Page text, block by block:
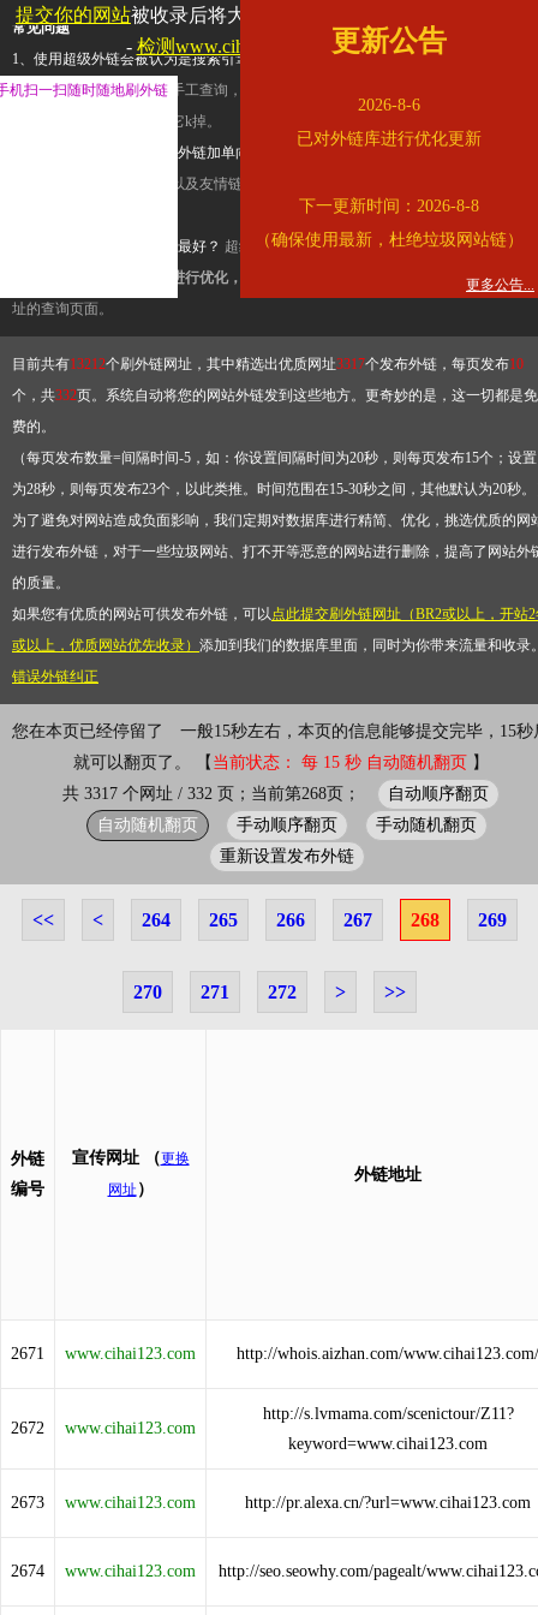
常见问题
1、使用超级外链会被认为是搜索引擎优化作弊吗？ 超级外链只是一个简便而集成
查询工具，模拟的是正常手工查询，不是作弊。如果是作弊，那您可以使用超级外
推广竞争对手的网址，让它k掉。
2、网站优化单纯依靠超级外链加单向链接可行吗？
链，需要结合普通的外链以及友情链接，您可以到站长论坛发布外链，到友情链接
3、如何使用超级外链效果最好？ 超级外链不同于普通的外链，它是动态的链接，
有频繁使用超级外链工具进行优化，才能获得稳定的外链
，最终使搜索引擎收录带
址的查询页面。
目前共有13212个刷外链网址，其中精选出优质网址3317个发布外链，每页发布10
个，共332页。系统自动将您的网站外链发到这些地方。更奇妙的是，这一切都是免
费的。
（每页发布数量=间隔时间-5，如：你设置间隔时间为20秒，则每页发布15个；设置
为28秒，则每页发布23个，以此类推。时间范围在15-30秒之间，其他默认为20秒
为了避免对网站造成负面影响，我们定期对数据库进行精简、优化，挑选优质的网
进行发布外链，对于一些垃圾网站、打不开等恶意的网站进行删除，提高了网站外
的质量。
如果您有优质的网站可供发布外链，可以点此提交刷外链网址（BR2或以上，开站
或以上，优质网站优先收录） 添加到我们的数据库里面，同时为你带来流量和收录
错误外链纠正
您在本页已经停留了
一般15秒左右，本页的信息能够提交完毕，15秒
就可以翻页了。 【 当前状态： 每 15 秒 自动随机翻页 】
共 3317 个网址 / 332 页；当前第268页；
自动顺序翻页
自动随机翻页
手动顺序翻页
手动随机翻页
重新设置发布外链
<< < 264 265 266 267 268 269
270 271 272 > >>
外链
编号
宣传网址 （更换
网址 ）
外链地址
2671 www.cihai123.com http://whois.aizhan.com/www.cihai123.com/
2672 www.cihai123.com
http://s.lvmama.com/scenictour/Z11?
keyword=www.cihai123.com
2673 www.cihai123.com http://pr.alexa.cn/?url=www.cihai123.com
2674 www.cihai123.com http://seo.seowhy.com/pagealt/
提交你的网站被收录后将大幅提升流量和外链，
- 检测www.cihai123.com是否收录
更新公告
2026-8-6
已对外链库进行优化更新
下一更新时间：2026-8-8
（确保使用最新，杜绝垃圾网站链）
更多公告...
机扫一扫随时随地刷外链